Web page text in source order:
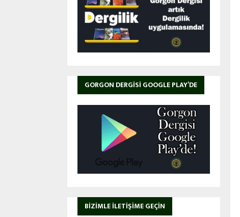
GORGON DERGISI GOOGLE PLAY’DE
BIZIMLE İLETIŞIME GEÇIN